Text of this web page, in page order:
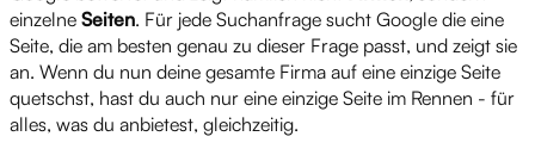
einzelne Seiten. Für jede Suchanfrage sucht Google die eine
Seite, die am besten genau zu dieser Frage passt, und zeigt sie
an. Wenn du nun deine gesamte Firma auf eine einzige Seite
quetschst, hast du auch nur eine einzige Seite im Rennen - für
alles, was du anbietest, gleichzeitig.